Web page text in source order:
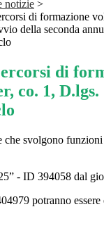
notizie >
di formazione
della seconda
di
co. 1,
svolgono
- ID 394058 dal
potranno